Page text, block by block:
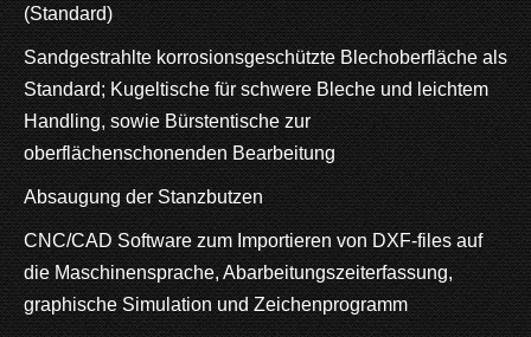
(Standard)
Sandgestrahlte korrosionsgeschützte Blechoberfläche als
Standard; Kugeltische für schwere Bleche und leichtem
Handling, sowie Bürstentische zur
oberflächenschonenden Bearbeitung
Absaugung der Stanzbutzen
CNC/CAD Software zum Importieren von DXF-files auf
die Maschinensprache, Abarbeitungszeiterfassung,
graphische Simulation und Zeichenprogramm